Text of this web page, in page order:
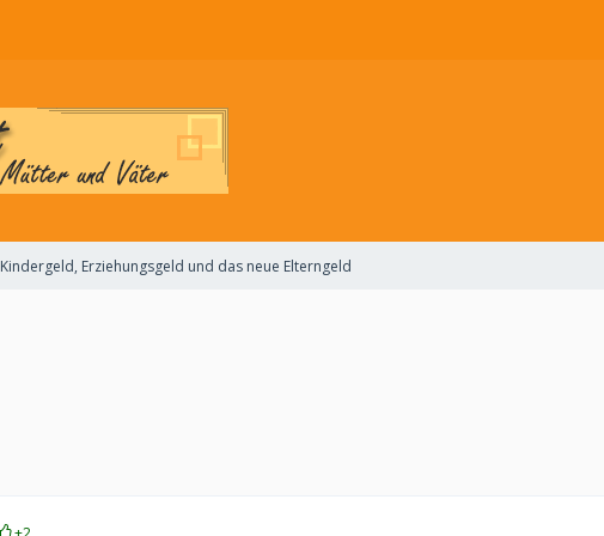
Kindergeld, Erziehungsgeld und das neue Elterngeld